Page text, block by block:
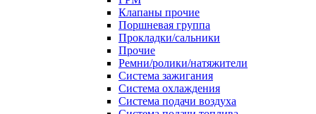
Клапаны прочие
Поршневая группа
Прокладки/сальники
Прочие
Ремни/ролики/натяжители
Система зажигания
Система охлаждения
Система подачи воздуха